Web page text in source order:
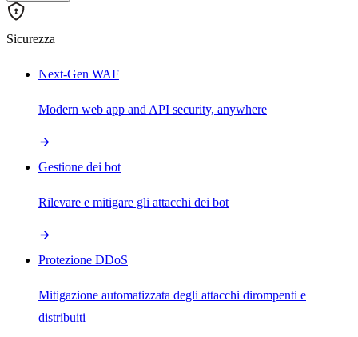
Sicurezza
Next-Gen WAF
Modern web app and API security, anywhere
Gestione dei bot
Rilevare e mitigare gli attacchi dei bot
Protezione DDoS
Mitigazione automatizzata degli attacchi dirompenti e
distribuiti